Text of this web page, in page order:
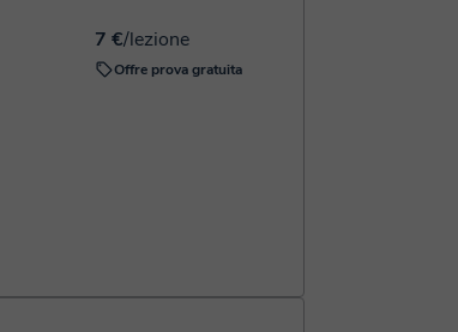
7 €/lezione
Offre prova gratuita